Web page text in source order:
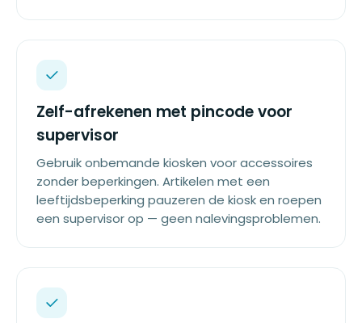
Zelf-afrekenen met pincode voor
supervisor
Gebruik onbemande kiosken voor accessoires
zonder beperkingen. Artikelen met een
leeftijdsbeperking pauzeren de kiosk en roepen
een supervisor op — geen nalevingsproblemen.